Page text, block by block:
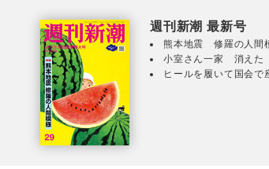
週刊新潮 最新号
熊本地震 修羅の人間
小室さん一家 消えた
ヒールを履いて国会